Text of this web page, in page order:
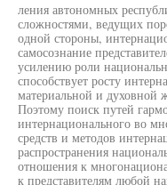
ления автономных
сложностями, ведущих
одной стороны,
самосознание
усилению роли
способствует росту
материальной и духовной
Поэтому поиск путей
интернационального во
средств и методов
распространения
отношения к
к представителям любой